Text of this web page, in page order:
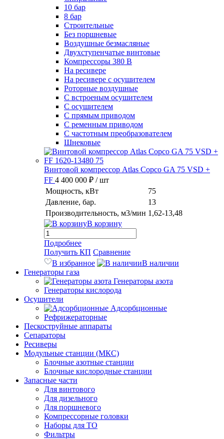
10 бар
8 бар
Cтроительные
Без поршневые
Воздушные безмасляные
Двухступенчатые винтовые
Компрессоры 380 В
На ресивере
На ресивере с осушителем
Роторные воздушные
С встроеным осушителем
С осушителем
С прямым приводом
С ременным приводом
С частотным преобразователем
Шнековые
Винтовой компрессор Atlas Copco GA 75 VSD +
FF 4 400 000 ₽ / шт
Мощность, кВт
75
Давление, бар.
13
Производительность, м3/мин 1,62-13,48
В корзину
Подробнее
Получить КП Сравнение
В избранное
В наличии
Генераторы газа
Генераторы азота
Генераторы кислорода
Осушители
Адсорбционные
Рефрижераторные
Пескоструйные аппараты
Сепараторы
Ресиверы
Модульные станции (МКС)
Блочные азотные станции
Блочные кислородные станции
Запасные части
Для винтового
Для дизельного
Для поршневого
Компрессорные головки
Наборы для ТО
Фильтры